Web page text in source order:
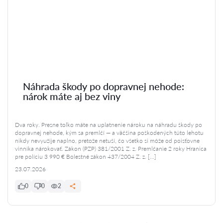
Náhrada škody po dopravnej nehode:
nárok máte aj bez viny
Dva roky. Presne toľko máte na uplatnenie nároku na náhradu škody po
dopravnej nehode, kým sa premlčí — a väčšina poškodených túto lehotu
nikdy nevyužije naplno, pretože netuší, čo všetko si môže od poisťovne
vinníka nárokovať. Zákon (PZP) 381/2001 Z. z. Premlčanie 2 roky Hranica
pre políciu 3 990 € Bolestné zákon 437/2004 Z. z. […]
23.07.2026
0 0 2